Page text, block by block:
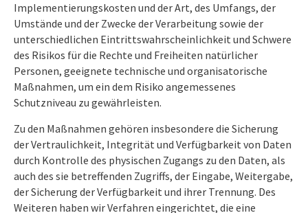
Implementierungskosten und der Art, des Umfangs, der
Umstände und der Zwecke der Verarbeitung sowie der
unterschiedlichen Eintrittswahrscheinlichkeit und Schwere
des Risikos für die Rechte und Freiheiten natürlicher
Personen, geeignete technische und organisatorische
Maßnahmen, um ein dem Risiko angemessenes
Schutzniveau zu gewährleisten.
Zu den Maßnahmen gehören insbesondere die Sicherung
der Vertraulichkeit, Integrität und Verfügbarkeit von Daten
durch Kontrolle des physischen Zugangs zu den Daten, als
auch des sie betreffenden Zugriffs, der Eingabe, Weitergabe,
der Sicherung der Verfügbarkeit und ihrer Trennung. Des
Weiteren haben wir Verfahren eingerichtet, die eine